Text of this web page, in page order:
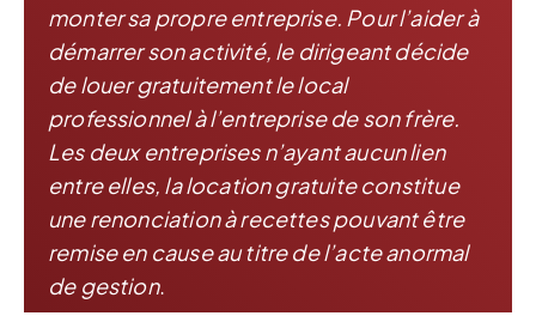
monter sa propre entreprise. Pour l’aider à
démarrer son activité, le dirigeant décide
de louer gratuitement le local
professionnel à l’entreprise de son frère.
Les deux entreprises n’ayant aucun lien
entre elles, la location gratuite constitue
une renonciation à recettes pouvant être
remise en cause au titre de l’acte anormal
de gestion.